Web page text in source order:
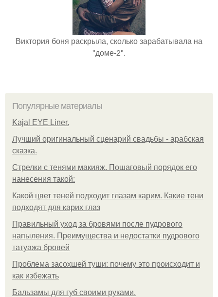
Виктория боня раскрыла, сколько зарабатывала на
"доме-2".
Популярные материалы
Kajal EYE Liner.
Лучший оригинальный сценарий свадьбы - арабская
сказка.
Стрелки с тенями макияж. Пошаговый порядок его
нанесения такой:
Какой цвет теней подходит глазам карим. Какие тени
подходят для карих глаз
Правильный уход за бровями после пудрового
напыления. Преимущества и недостатки пудрового
татуажа бровей
Проблема засохшей туши: почему это происходит и
как избежать
Бальзамы для губ своими руками.